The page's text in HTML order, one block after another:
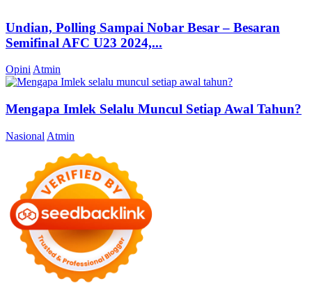
Undian, Polling Sampai Nobar Besar – Besaran
Semifinal AFC U23 2024,...
Opini Atmin
Mengapa Imlek Selalu Muncul Setiap Awal Tahun?
Nasional Atmin